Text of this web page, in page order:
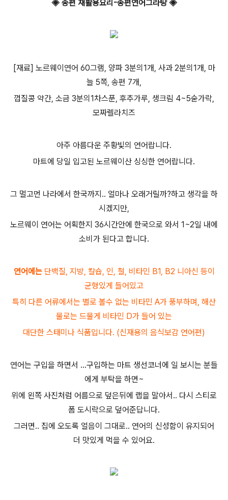
◈ 송편 재활용요리-송편연어그라탕 ◈
[재료] 노르웨이연어 60그램, 양파 3분의1개, 사과 2분의1개, 마
늘 5쪽, 송편 7개,
껍질콩 약간, 소금 3분의1차스푼, 후추가루, 생크림 4~5숟가락,
모짜렐라치즈
아주 아름다운 주황빛의 연어랍니다.
마트에 당일 입고된 노르웨이산 싱싱한 연어랍니다.
그 멀고먼 나라에서 한국까지.. 얼마나 오래거릴까?하고 생각을 하
시겠지만,
노르웨이 연어는 어획한지 36시간안에 한국으로 와서 1~2일 내에
소비가 된다고 합니다.
연어에는단백질, 지방, 칼슙, 인, 철, 비타민 B1, B2 니아신 등이
균형있게 들어있고
특히 다른 어류에서는 별로 볼수 없는 비타민 A가 풍부하며, 해산
물로는 드물게 비타민 D가 들어 있는
대단한 스태미나 식품입니다. (신재용의 음식보감 연어편)
연어는 구입을 하면서 ...구입하는 마트 생선코너에 일 보시는 분들
에게 부탁을 하면~
위에 왼쪽 사진처럼 어름으로 덮은뒤에 랩을 말아서.. 다시 스티로
폼 도시락으로 덮어준답니다.
그러면.. 집에 오도록 얼음이 그대로.. 연어의 신성함이 유지되어
더 맛있게 먹을 수 있어요.